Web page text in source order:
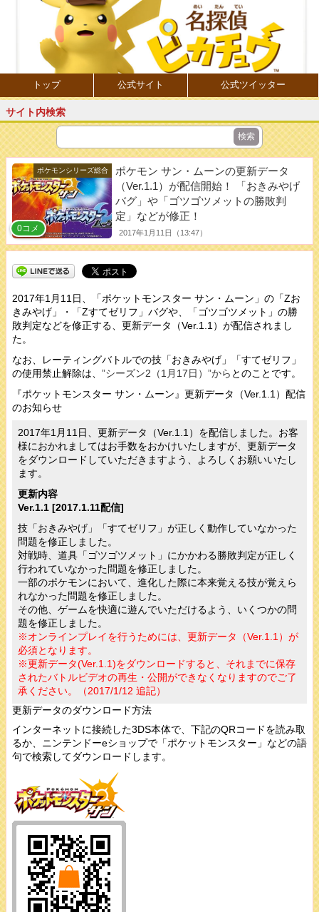
トップ 公式サイト 公式ツイッター
サイト内検索
ポケモンシリーズ総合
2017年1月11日（13:47）
ポケモン サン・ムーンの更新データ
（Ver.1.1）が配信開始！ 「おきみやげ
バグ」や「ゴツゴツメットの勝敗判
定」などが修正！
0コメ
2017年1月11日、「ポケットモンスター サン・ムーン」の「Zお
きみやげ」・「Zすてゼリフ」バグや、「ゴツゴツメット」の勝
敗判定などを修正する、更新データ（Ver.1.1）が配信されまし
た。
なお、レーティングバトルでの技「おきみやげ」「すてゼリフ」
の使用禁止解除は、 ”シーズン2（1月17日）”から とのことです。
『ポケットモンスター サン・ムーン』更新データ（Ver.1.1）配信
のお知らせ
2017年1月11日、更新データ（Ver.1.1）を配信しました。お客
様におかれましてはお手数をおかけいたしますが、更新データ
をダウンロードしていただきますよう、よろしくお願いいたし
ます。
更新内容
Ver.1.1 [2017.1.11配信]
技「おきみやげ」「すてゼリフ」が正しく動作していなかった
問題を修正しました。
対戦時、道具「ゴツゴツメット」にかかわる勝敗判定が正しく
行われていなかった問題を修正しました。
一部のポケモンにおいて、進化した際に本来覚える技が覚えら
れなかった問題を修正しました。
その他、ゲームを快適に遊んでいただけるよう、いくつかの問
題を修正しました。
※オンラインプレイを行うためには、更新データ（Ver.1.1）が
必須となります。
※更新データ(Ver.1.1)をダウンロードすると、それまでに保存
されたバトルビデオの再生・公開ができなくなりますのでご了
承ください。（2017/1/12 追記）
更新データのダウンロード方法
インターネットに接続した3DS本体で、下記のQRコードを読み取
るか、ニンテンドーeショップで「ポケットモンスター」などの語
句で検索してダウンロードします。